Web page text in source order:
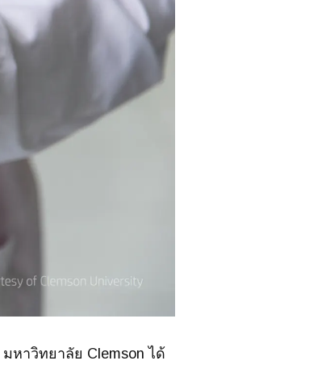
มหาวิทยาลัย Clemson ได้